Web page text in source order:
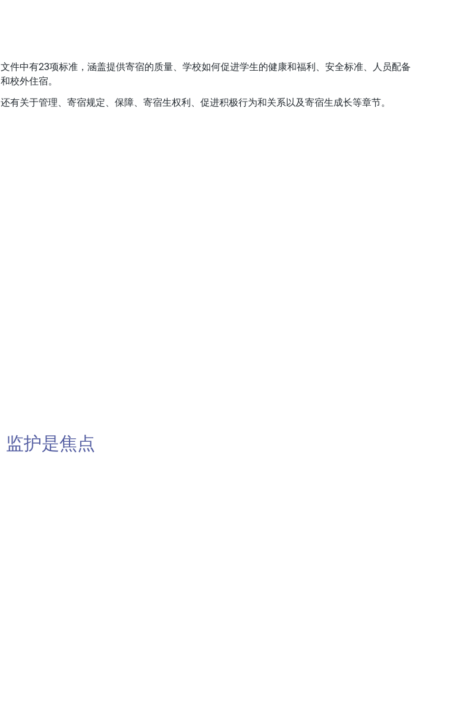
文件中有23项标准，涵盖提供寄宿的质量、学校如何促进学生的健康和福利、安全标准、人员配备
和校外住宿。
还有关于管理、寄宿规定、保障、寄宿生权利、促进积极行为和关系以及寄宿生成长等章节。
监护是焦点